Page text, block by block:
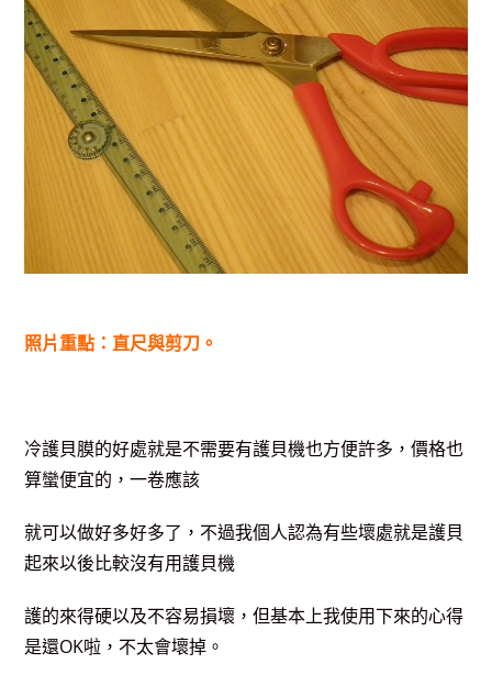
照片重點：直尺與剪刀。
冷護貝膜的好處就是不需要有護貝機也方便許多，價格也
算蠻便宜的，一卷應該
就可以做好多好多了，不過我個人認為有些壞處就是護貝
起來以後比較沒有用護貝機
護的來得硬以及不容易損壞，但基本上我使用下來的心得
是還OK啦，不太會壞掉。